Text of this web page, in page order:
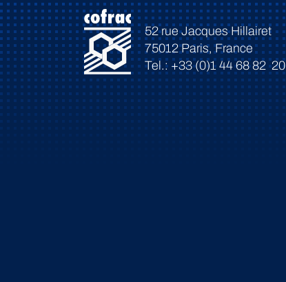
52 rue Jacques Hillairet
75012 Paris, France
Tel.: +33 (0)1 44 68 82 20